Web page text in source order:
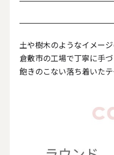
土や樹木のようなイメー
倉敷市の工場で丁寧に手
飽きのこない落ち着いた